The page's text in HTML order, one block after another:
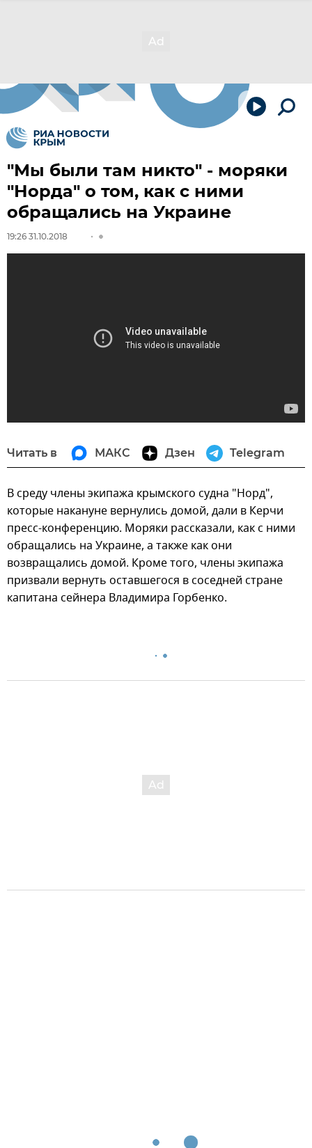
"Мы были там никто" - моряки
"Норда" о том, как с ними
обращались на Украине
19:26 31.10.2018
Читать в МАКС Дзен Telegram
В среду члены экипажа крымского судна "Норд",
которые накануне вернулись домой, дали в Керчи
пресс-конференцию. Моряки рассказали, как с ними
обращались на Украине, а также как они
возвращались домой. Кроме того, члены экипажа
призвали вернуть оставшегося в соседней стране
капитана сейнера Владимира Горбенко.